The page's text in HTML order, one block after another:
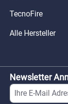
TecnoFire
Alle Hersteller
Newsletter